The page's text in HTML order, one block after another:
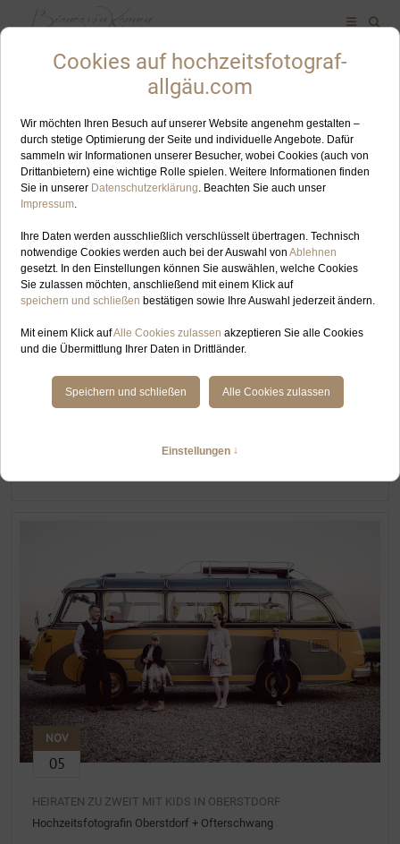
ALLES ZUM SCHLAGWORT: RUDERBOOT
JUL
HOCHZEITSFOTOGRAFIN HOPFEN AM SEE
NOV
05
HEIRATEN ZU ZWEIT MIT KIDS IN OBERSTDORF
Hochzeitsfotografin Oberstdorf + Ofterschwang